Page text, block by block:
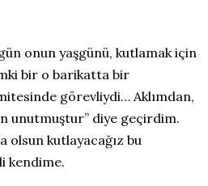
onun yaşgünü, kutlamak için
bir o barikatta bir
görevliydi… Aklımdan,
unutmuştur” diye geçirdim.
olsun kutlayacağız bu
kendime.